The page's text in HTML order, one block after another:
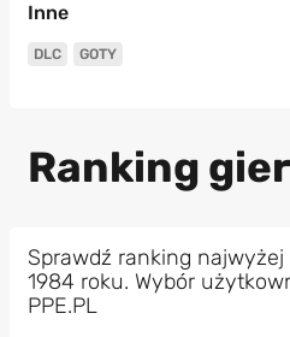
Inne
DLC GOTY
Ranking
Sprawdź ranking
1984 roku. Wybór
PPE.PL